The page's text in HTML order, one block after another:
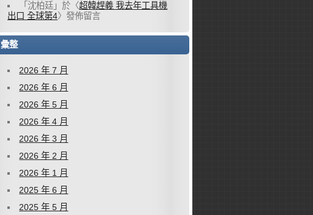
「 沈柏廷 」於〈超韓趕義 我去年工具機
出口 全球第4〉發佈留言
彙整
2026 年 7 月
2026 年 6 月
2026 年 5 月
2026 年 4 月
2026 年 3 月
2026 年 2 月
2026 年 1 月
2025 年 6 月
2025 年 5 月